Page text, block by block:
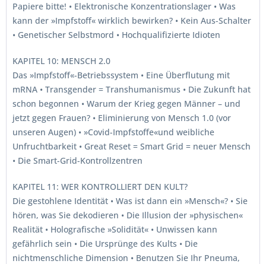
Papiere bitte! • Elektronische Konzentrationslager • Was
kann der »Impfstoff« wirklich bewirken? • Kein Aus-Schalter
• Genetischer Selbstmord • Hochqualifizierte Idioten
KAPITEL 10: MENSCH 2.0
Das »Impfstoff«-Betriebssystem • Eine Überflutung mit
mRNA • Transgender = Transhumanismus • Die Zukunft hat
schon begonnen • Warum der Krieg gegen Männer – und
jetzt gegen Frauen? • Eliminierung von Mensch 1.0 (vor
unseren Augen) • »Covid-Impfstoffe«und weibliche
Unfruchtbarkeit • Great Reset = Smart Grid = neuer Mensch
• Die Smart-Grid-Kontrollzentren
KAPITEL 11: WER KONTROLLIERT DEN KULT?
Die gestohlene Identität • Was ist dann ein »Mensch«? • Sie
hören, was Sie dekodieren • Die Illusion der »physischen«
Realität • Holografische »Solidität« • Unwissen kann
gefährlich sein • Die Ursprünge des Kults • Die
nichtmenschliche Dimension • Benutzen Sie Ihr Pneuma,